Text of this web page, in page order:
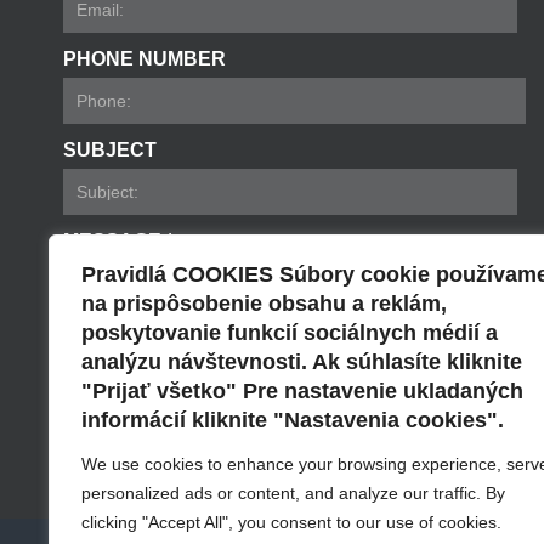
Pravidlá COOKIES Súbory cookie
na prispôsobenie obsahu a reklám,
poskytovanie funkcií sociálnych médií a
analýzu návštevnosti. Ak súhlasíte kliknite
"Prijať všetko" Pre nastavenie ukladaných
informácií kliknite "Nastavenia cookies".
We use cookies to enhance your browsing experience,
personalized ads or content, and analyze our traffic. By
clicking "Accept All", you consent to our use of cookies.
PHONE NUMBER
SUBJECT
MESSAGE *
Send